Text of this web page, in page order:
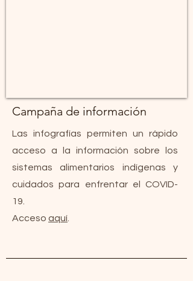
Campaña de información
Las infografías permiten un rápido
acceso a la información sobre los
sistemas alimentarios indígenas y
cuidados para enfrentar el COVID-
19.
Acceso aquí